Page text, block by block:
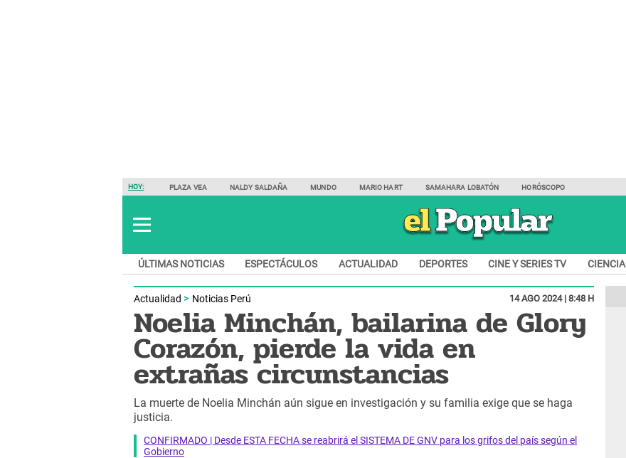
HOY: PLAZA VEA NALDY SALDAÑA MUNDO MARIO HART SAMAHARA LOBATÓN HORÓSCOPO
ÚLTIMAS NOTICIAS ESPECTÁCULOS ACTUALIDAD DEPORTES CINE Y SERIES TV CIENCIA
Actualidad Noticias Perú 14 AGO 2024 | 8:48 H
Noelia Minchán, bailarina de Glory
Corazón, pierde la vida en
extrañas circunstancias
La muerte de Noelia Minchán aún sigue en investigación y su familia exige que se haga
justicia.
CONFIRMADO | Desde ESTA FECHA se reabrirá el SISTEMA DE GNV para los grifos del país según el
Gobierno